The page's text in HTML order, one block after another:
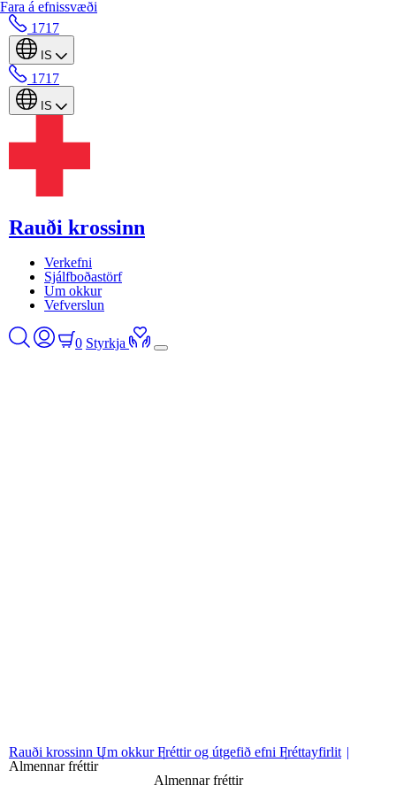
Fara á efnissvæði
1717
IS
1717
IS
Rauði krossinn
Verkefni
Sjálfboðastörf
Um okkur
Vefverslun
0 Styrkja
Rauði krossinn Um okkurFréttir og útgefið efni Fréttayfirlit
Almennar fréttir
Almennar fréttir